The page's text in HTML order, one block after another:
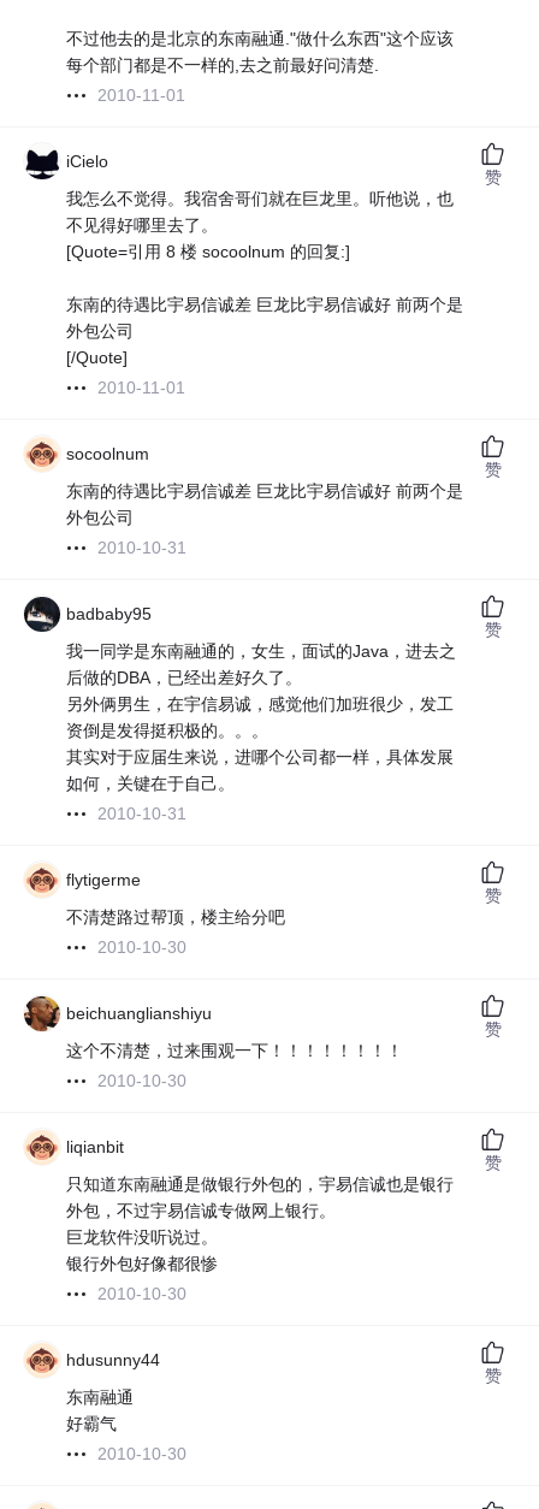
不过他去的是北京的东南融通."做什么东西"这个应该
每个部门都是不一样的,去之前最好问清楚.
2010-11-01
iCielo
我怎么不觉得。我宿舍哥们就在巨龙里。听他说，也
不见得好哪里去了。
[Quote=引用 8 楼 socoolnum 的回复:]
东南的待遇比宇易信诚差 巨龙比宇易信诚好 前两个是
外包公司
[/Quote]
2010-11-01
赞
socoolnum
东南的待遇比宇易信诚差 巨龙比宇易信诚好 前两个是
外包公司
2010-10-31
赞
badbaby95
我一同学是东南融通的，女生，面试的Java，进去之
后做的DBA，已经出差好久了。
另外俩男生，在宇信易诚，感觉他们加班很少，发工
资倒是发得挺积极的。。。
其实对于应届生来说，进哪个公司都一样，具体发展
如何，关键在于自己。
2010-10-31
赞
flytigerme
不清楚路过帮顶，楼主给分吧
2010-10-30
赞
beichuanglianshiyu
这个不清楚，过来围观一下！！！！！！！！
2010-10-30
赞
liqianbit
只知道东南融通是做银行外包的，宇易信诚也是银行
外包，不过宇易信诚专做网上银行。
巨龙软件没听说过。
银行外包好像都很惨
2010-10-30
赞
hdusunny44
东南融通
好霸气
2010-10-30
赞